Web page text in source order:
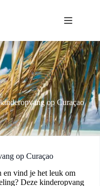
op Curaçao
op Curaçao
en vind je het leuk om
Deze kinderopvang